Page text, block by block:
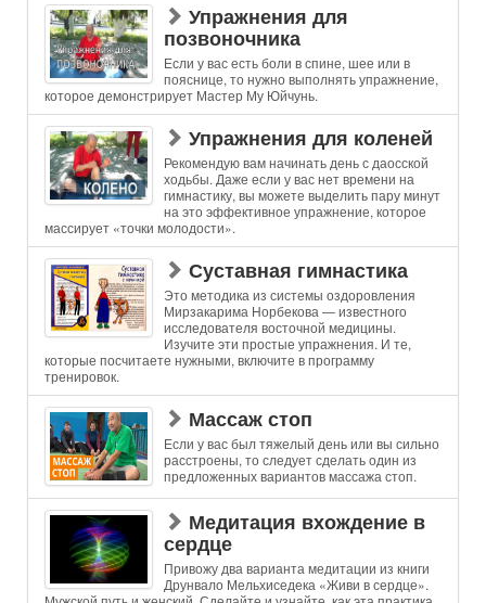
Упражнения для
позвоночника
Если у вас есть боли в спине, шее или в
пояснице, то нужно выполнять упражнение,
которое демонстрирует Мастер Му Юйчунь.
Упражнения для коленей
Рекомендую вам начинать день с даосской
ходьбы. Даже если у вас нет времени на
гимнастику, вы можете выделить пару минут
на это эффективное упражнение, которое
массирует «точки молодости».
Суставная гимнастика
Это методика из системы оздоровления
Мирзакарима Норбекова — известного
исследователя восточной медицины.
Изучите эти простые упражнения. И те,
которые посчитаете нужными, включите в программу
тренировок.
Массаж стоп
Если у вас был тяжелый день или вы сильно
расстроены, то следует сделать один из
предложенных вариантов массажа стоп.
Медитация вхождение в
сердце
Привожу два варианта медитации из книги
Друнвало Мельхиседека «Живи в сердце».